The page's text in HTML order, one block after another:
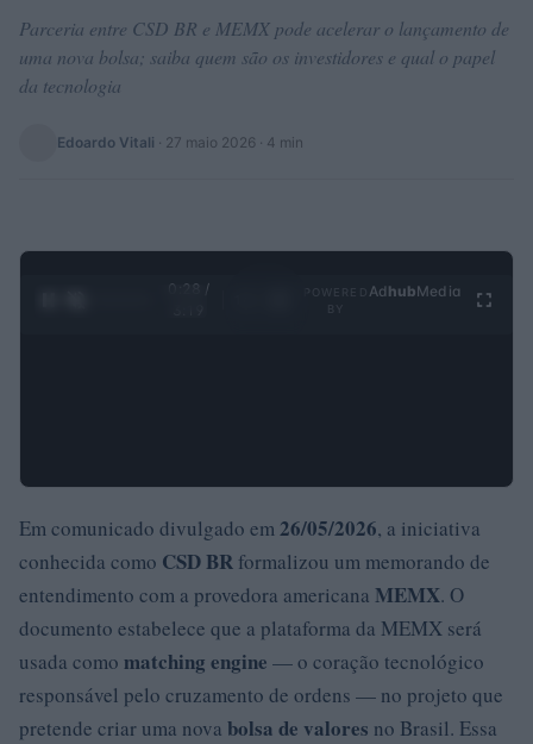
Parceria entre CSD BR e MEMX pode acelerar o lançamento de
uma nova bolsa; saiba quem são os investidores e qual o papel
da tecnologia
Edoardo Vitali · 27 maio 2026 · 4 min
0:29 /
Ad hubMedia
Em comunicado divulgado em26/05/2026, a iniciativa
conhecida como CSD BR formalizou um memorando de
entendimento com a provedora americana MEMX. O
documento estabelece que a plataforma da MEMX será
usada como matching engine — o coração tecnológico
responsável pelo cruzamento de ordens — no projeto que
pretende criar uma nova bolsa de valores no Brasil. Essa